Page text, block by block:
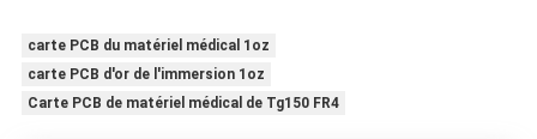
carte PCB du matériel médical 1oz
carte PCB d'or de l'immersion 1oz
Carte PCB de matériel médical de Tg150 FR4